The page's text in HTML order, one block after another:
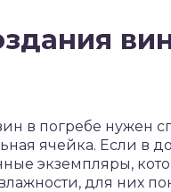
в погребе нужен
ячейка. Если в
экземпляры,
для них